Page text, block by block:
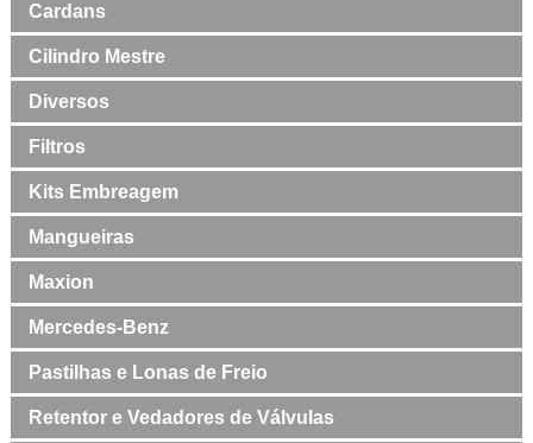
Cardans
Cilindro Mestre
Diversos
Filtros
Kits Embreagem
Mangueiras
Maxion
Mercedes-Benz
Pastilhas e Lonas de Freio
Retentor e Vedadores de Válvulas